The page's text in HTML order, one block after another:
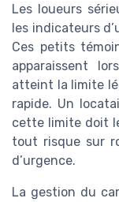
Les loueurs
les indicateurs
Ces petits
apparaissent
atteint la limite
rapide. Un
cette limite doit
tout risque sur
d’urgence.
La gestion du